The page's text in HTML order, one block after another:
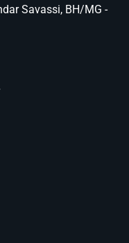
Savassi, BH/MG -